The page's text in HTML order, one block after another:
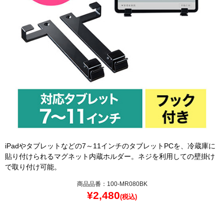
iPadやタブレットなどの7～11インチのタブレットPCを、冷蔵庫に
貼り付けられるマグネット内蔵ホルダー。ネジを利用しての壁掛け
で取り付け可能。
商品品番：100-MR080BK
¥2,480(税込)